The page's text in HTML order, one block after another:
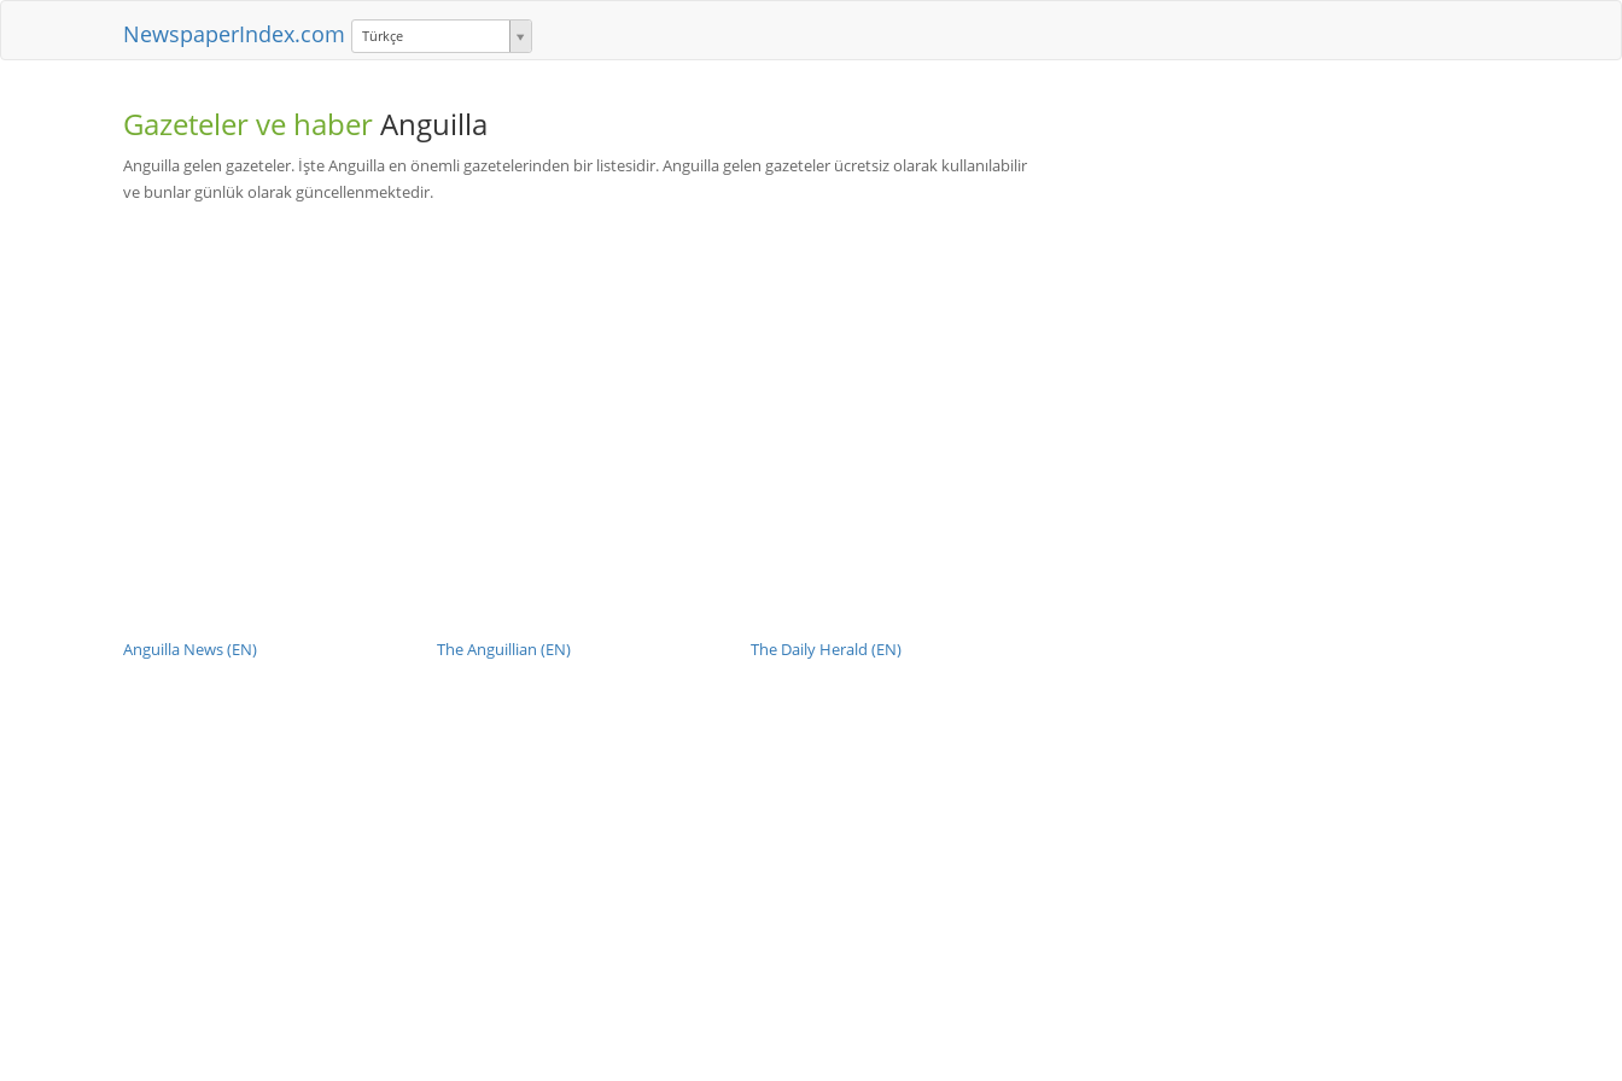
NewspaperIndex.com Türkçe
Gazeteler ve haberAnguilla
Anguilla gelen gazeteler. İşte Anguilla en önemli gazetelerinden bir listesidir. Anguilla gelen gazeteler ücretsiz olarak kullanılabilir
ve bunlar günlük olarak güncellenmektedir.
Anguilla News (EN) The Anguillian (EN) The Daily Herald (EN)